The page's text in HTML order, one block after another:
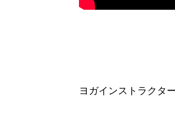
ヨガインストラクタ